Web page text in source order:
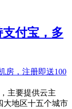
付宝，多
主要提供云主
大地区十五个城市